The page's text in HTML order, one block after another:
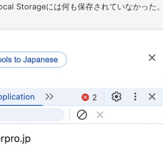
Storageには何も保存されていなかった。